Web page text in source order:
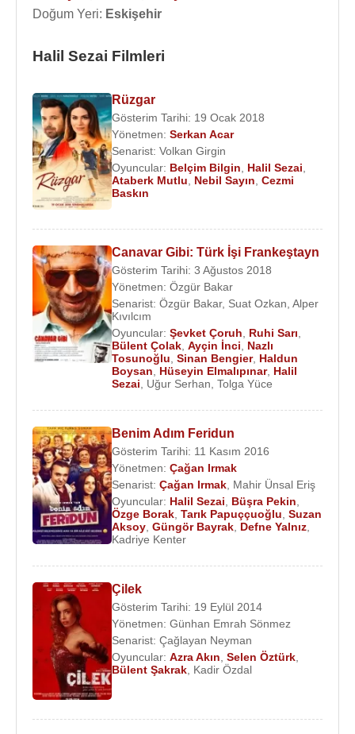
Doğum Yeri: Eskişehir
Halil Sezai Filmleri
Rüzgar
Gösterim Tarihi: 19 Ocak 2018
Yönetmen: Serkan Acar
Senarist: Volkan Girgin
Oyuncular: Belçim Bilgin Halil Sezai
Ataberk Mutlu
Nebil Sayın Cezmi
Baskın
Canavar Gibi: Türk İşi Frankeştayn
Gösterim Tarihi: 3 Ağustos 2018
Yönetmen: Özgür Bakar
Senarist: Özgür Bakar, Suat Ozkan, Alper
Kıvılcım
Oyuncular: Şevket Çoruh, Ruhi Sarı,
Bülent Çolak, Ayçin İnci, Nazlı
Tosunoğlu, Sinan Bengier, Haldun
Boysan, Hüseyin Elmalıpınar, Halil
Sezai, Uğur Serhan, Tolga Yüce
Benim Adım Feridun
Gösterim Tarihi: 11 Kasım 2016
Yönetmen: Çağan Irmak
Senarist: Çağan Irmak, Mahir Ünsal Eriş
Oyuncular: Halil Sezai, Büşra Pekin,
Özge Borak, Tarık Papuççuoğlu, Suzan
Aksoy, Güngör Bayrak, Defne Yalnız,
Kadriye Kenter
Çilek
Gösterim Tarihi: 19 Eylül 2014
Yönetmen: Günhan Emrah Sönmez
Senarist: Çağlayan Neyman
Oyuncular: Azra Akın, Selen Öztürk,
Bülent Şakrak, Kadir Özdal